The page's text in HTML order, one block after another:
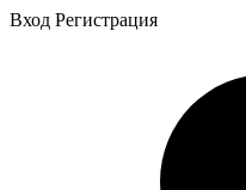
Вход Регистрация